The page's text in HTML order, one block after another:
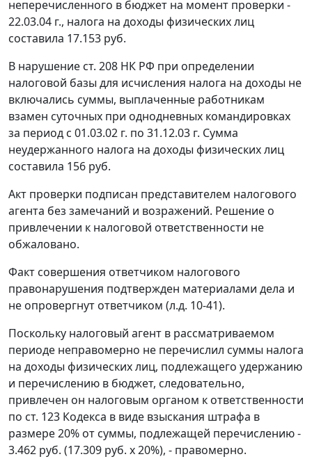
неперечисленного в бюджет на момент проверки -
22.03.04 г., налога на доходы физических лиц
составила 17.153 руб.
В нарушение ст. 208 НК РФ при определении
налоговой базы для исчисления налога на доходы не
включались суммы, выплаченные работникам
взамен суточных при однодневных командировках
за период с 01.03.02 г. по 31.12.03 г. Сумма
неудержанного налога на доходы физических лиц
составила 156 руб.
Акт проверки подписан представителем налогового
агента без замечаний и возражений. Решение о
привлечении к налоговой ответственности не
обжаловано.
Факт совершения ответчиком налогового
правонарушения подтвержден материалами дела и
не опровергнут ответчиком (л.д. 10-41).
Поскольку налоговый агент в рассматриваемом
периоде неправомерно не перечислил суммы налога
на доходы физических лиц, подлежащего удержанию
и перечислению в бюджет, следовательно,
привлечен он налоговым органом к ответственности
по ст. 123 Кодекса в виде взыскания штрафа в
размере 20% от суммы, подлежащей перечислению -
3.462 руб. (17.309 руб. х 20%), - правомерно.